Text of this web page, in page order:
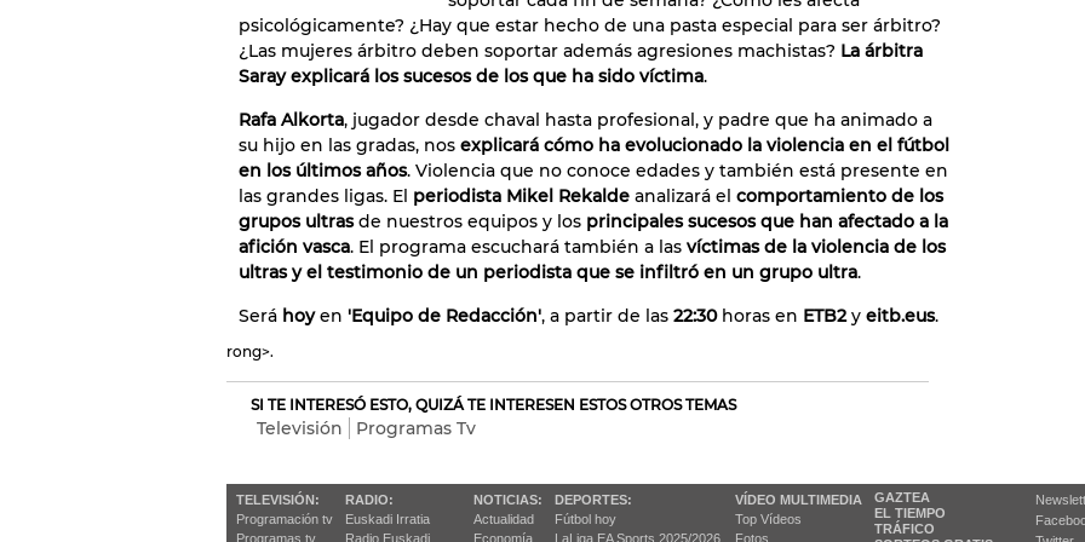
psicológicamente? ¿Hay que estar hecho de una pasta especial para ser árbitro?
¿Las mujeres árbitro deben soportar además agresiones machistas? La árbitra
Saray explicará los sucesos de los que ha sido víctima.
Rafa Alkorta, jugador desde chaval hasta profesional, y padre que ha animado a
su hijo en las gradas, nos explicará cómo ha evolucionado la violencia en el fútbol
en los últimos años. Violencia que no conoce edades y también está presente en
las grandes ligas. El periodista Mikel Rekalde analizará el comportamiento de los
grupos ultrasde nuestros equipos y los principales sucesos que han afectado a la
afición vasca. El programa escuchará también a las víctimas de la violencia de los
ultras y el testimonio de un periodista que se infiltró en un grupo ultra.
Será hoyen 'Equipo de Redacción', a partir de las 22:30horas en ETB2y eitb.eus.
rong>.
SI TE INTERESÓ ESTO, QUIZÁ TE INTERESEN ESTOS OTROS TEMAS
Televisión Programas Tv
TELEVISIÓN:
Programación tv
Programas tv
RADIO:
Euskadi Irratia
Radio Euskadi
NOTICIAS:
Actualidad
Economía
DEPORTES:
Fútbol hoy
LaLiga EA Sports 2025/2026
VÍDEO MULTIMEDIA
Top Vídeos
Fotos
GAZTEA
EL TIEMPO
TRÁFICO